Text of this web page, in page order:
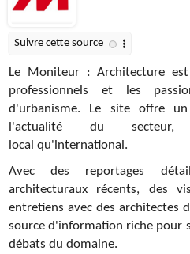
Le Moniteur : Architecture
professionnels et les
d'urbanisme. Le site offre
l'actualité du
local qu'international.
Avec des reportages
architecturaux récents, des
entretiens avec des architectes
source d'information riche pour
débats du domaine.